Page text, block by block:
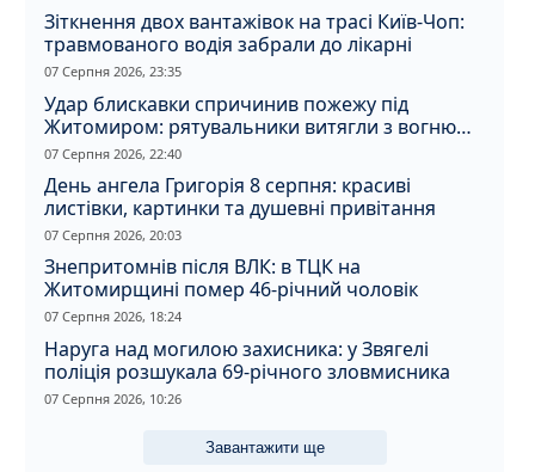
Зіткнення двох вантажівок на трасі Київ-Чоп:
травмованого водія забрали до лікарні
07 Серпня 2026, 23:35
Удар блискавки спричинив пожежу під
Житомиром: рятувальники витягли з вогню
кота
07 Серпня 2026, 22:40
День ангела Григорія 8 серпня: красиві
листівки, картинки та душевні привітання
07 Серпня 2026, 20:03
Знепритомнів після ВЛК: в ТЦК на
Житомирщині помер 46-річний чоловік
07 Серпня 2026, 18:24
Наруга над могилою захисника: у Звягелі
поліція розшукала 69-річного зловмисника
07 Серпня 2026, 10:26
Завантажити ще